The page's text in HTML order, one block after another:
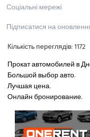
Соціальні мережі
Підписатися на
Кількість переглядів:1172
Прокат автомобилей в
Большой выбор авто.
Лучшая цена.
Онлайн бронирование.